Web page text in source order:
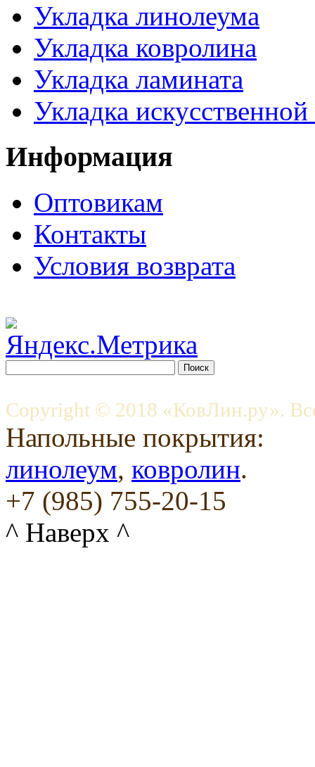
Укладка линолеума
Укладка ковролина
Укладка ламината
Укладка
Информация
Оптовикам
Контакты
Условия возврата
Copyright © 2018 «КовЛин.ру».
Напольные покрытия:
линолеум, ковролин.
+7 (985) 755-20-15
^ Наверх ^